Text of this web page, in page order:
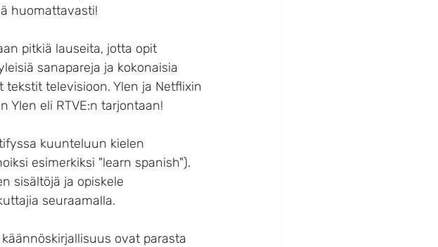
huomattavasti!
pitkiä lauseita, jotta opit
sanapareja ja kokonaisia
tekstit televisioon. Ylen ja Netflixin
Ylen eli RTVE:n tarjontaan!
kuunteluun kielen
esimerkiksi "learn spanish").
sisältöjä ja opiskele
seuraamalla.
ovat parasta